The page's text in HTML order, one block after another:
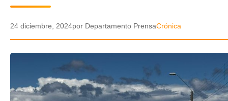
AUDIOS
VIDEOS
24 diciembre, 2024por Departamento PrensaCrónica